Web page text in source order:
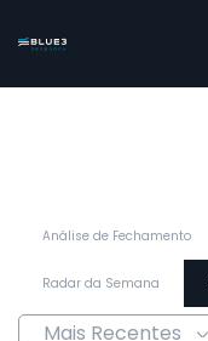
Análise de Fechamento
Radar da Semana